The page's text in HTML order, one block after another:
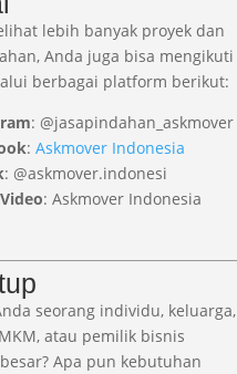
lebih banyak proyek dan
Anda juga bisa mengikuti
berbagai platform berikut:
: @jasapindahan_askmover
: Askmover Indonesia
: @askmover.indonesi
: Askmover Indonesia
seorang individu, keluarga,
atau pemilik bisnis
Apa pun kebutuhan